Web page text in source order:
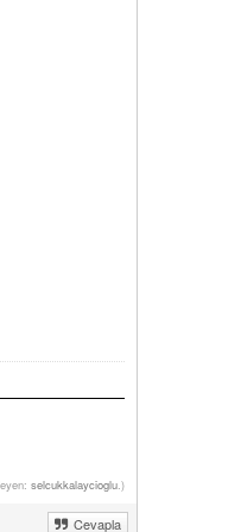
selcukkalaycioglu.)
Cevapla